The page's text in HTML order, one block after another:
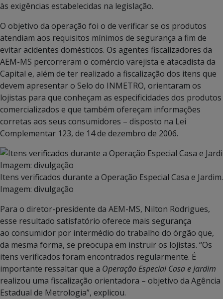
às exigências estabelecidas na legislação.
O objetivo da operação foi o de verificar se os produtos
atendiam aos requisitos mínimos de segurança a fim de
evitar acidentes domésticos. Os agentes fiscalizadores da
AEM-MS percorreram o comércio varejista e atacadista da
Capital e, além de ter realizado a fiscalização dos itens que
devem apresentar o Selo do INMETRO, orientaram os
lojistas para que conheçam as especificidades dos produtos
comercializados e que também ofereçam informações
corretas aos seus consumidores – disposto na Lei
Complementar 123, de 14 de dezembro de 2006.
Itens verificados durante a Operação Especial Casa e Jardim.
Imagem: divulgação
Para o diretor-presidente da AEM-MS, Nilton Rodrigues,
esse resultado satisfatório oferece mais segurança
ao consumidor por intermédio do trabalho do órgão que,
da mesma forma, se preocupa em instruir os lojistas. “Os
itens verificados foram encontrados regularmente. É
importante ressaltar que a Operação Especial Casa e Jardim
realizou uma fiscalização orientadora – objetivo da Agência
Estadual de Metrologia”, explicou.